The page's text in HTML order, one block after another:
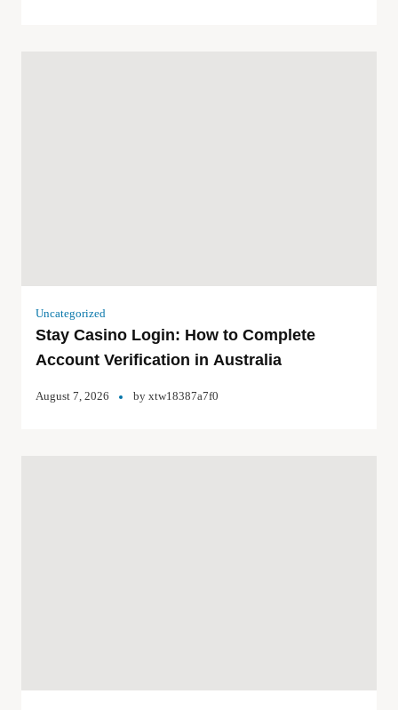
Uncategorized
Stay Casino Login: How to Complete
Account Verification in Australia
August 7, 2026 by xtw18387a7f0